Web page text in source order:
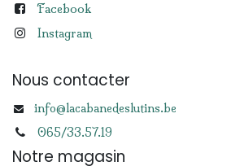
Facebook
Instagram
Nous contacter
info@lacabanedeslutins.be
065/33.57.19
Notre magasin